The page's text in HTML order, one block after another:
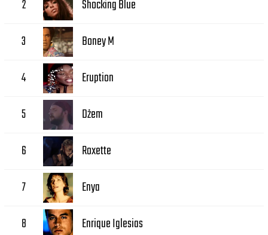
2 Shocking Blue
3 Boney M
4 Eruption
5 Dżem
6 Roxette
7 Enya
8 Enrique Iglesias